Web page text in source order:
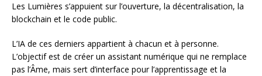
Les Lumières s’appuient sur l’ouverture, la décentralisation, la
blockchain et le code public.
L’IA de ces derniers appartient à chacun et à personne.
L’objectif est de créer un assistant numérique qui ne remplace
pas l’Âme, mais sert d’interface pour l’apprentissage et la